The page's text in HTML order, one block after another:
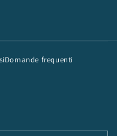
Domande frequenti